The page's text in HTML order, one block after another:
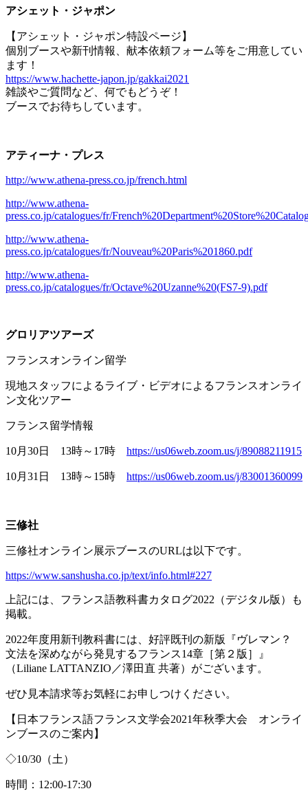
アシェット・ジャポン
【アシェット・ジャポン特設ページ】
個別ブースや新刊情報、献本依頼フォーム等をご用意してい
ます！
https://www.hachette-japon.jp/gakkai2021
雑談やご質問など、何でもどうぞ！
ブースでお待ちしています。
アティーナ・プレス
http://www.athena-press.co.jp/french.html
http://www.athena-
press.co.jp/catalogues/fr/
http://www.athena-
press.co.jp/catalogues/fr/Nouveau%20Paris%201860.pdf
http://www.athena-
press.co.jp/catalogues/fr/Octave%20Uzanne%20(FS7-9).pdf
グロリアツアーズ
フランスオンライン留学
現地スタッフによるライブ・ビデオによるフランスオンライ
ン文化ツアー
フランス留学情報
10月 30日 13時～ 17時 https://us06web.zoom.us/j/89088211915
10月 31 日 13時～ 15時 https://us06web.zoom.us/j/83001360099
三修社
三修社オンライン展示ブースのURLは以下です。
https://www.sanshusha.co.jp/text/info.html#227
上記には、フランス語教科書カタログ2022 （デジタル版）も
掲載。
2022年度用新刊教科書には、好評既刊の新版『ヴレマン？
文法を深めながら発見するフランス14章［第２版］』
（Liliane LATTANZIO ／澤田直 共著）がございます。
ぜひ見本請求等お気軽にお申しつけください。
【日本フランス語フランス文学会2021年秋季大会 オンライ
ンブースのご案内】
◇10/30 （土）
時間： 12:00-17:30